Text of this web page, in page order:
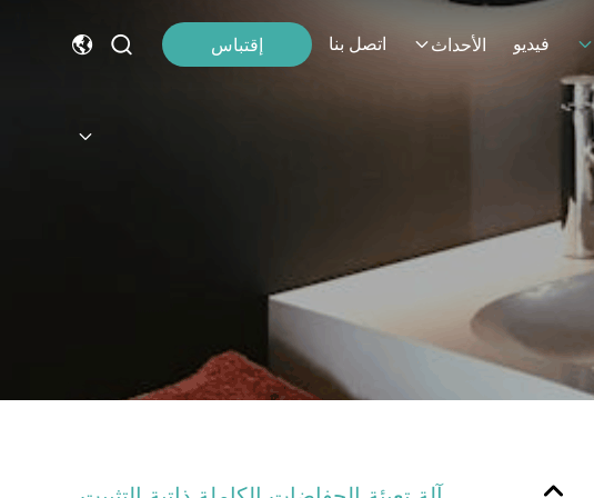
فيديو الأحداث اتصل بنا إقتباس